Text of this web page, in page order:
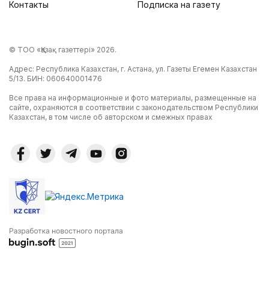
Контакты
Подписка на газету
© ТОО «Қазақ газеттері» 2026.
Адрес: Республика Казахстан, г. Астана, ул. Газеты Егемен Казахстан
5/13. БИН: 060640001476
Все права на информационные и фото материалы, размещенные на
сайте, охраняются в соответствии с законодательством Республики
Казахстан, в том числе об авторском и смежных правах